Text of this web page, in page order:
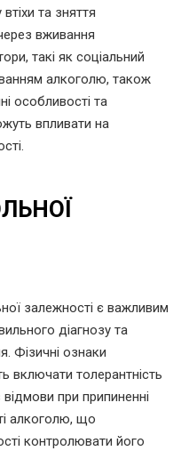
та зняття
вживання
такі як соціальний
алкоголю, також
особливості та
впливати на
залежності є важливим
діагнозу та
Фізичні ознаки
включати толерантність
при припиненні
алкоголю, що
контролювати його